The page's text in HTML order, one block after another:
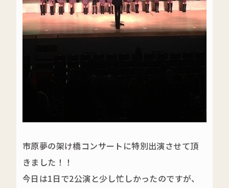
市原夢の架け橋コンサートに特別出演させて頂
きました！！
今日は1日で2公演と少し忙しかったのですが、